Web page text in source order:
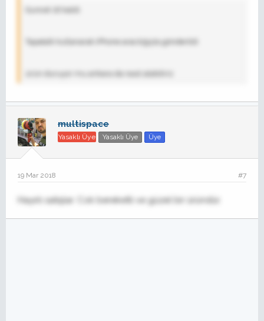
Guncel 1lt kaldi.
Tapatalk kullanarak iPhone aracılığıyla gönderildi
ürün duruyor mu ankara da nasıl alabiliriz
multispace
Yasaklı Üye Yasaklı Üye Üye
19 Mar 2018 #7
Hayırlı satışlar. Cok bereketli ve güzel bir üründür.